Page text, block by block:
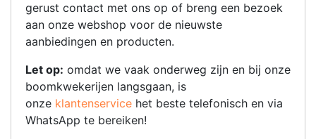
gerust contact met ons op of breng een bezoek
aan onze webshop voor de nieuwste
aanbiedingen en producten.
Let op: omdat we vaak onderweg zijn en bij onze
boomkwekerijen langsgaan, is
onze klantenservice het beste telefonisch en via
WhatsApp te bereiken!